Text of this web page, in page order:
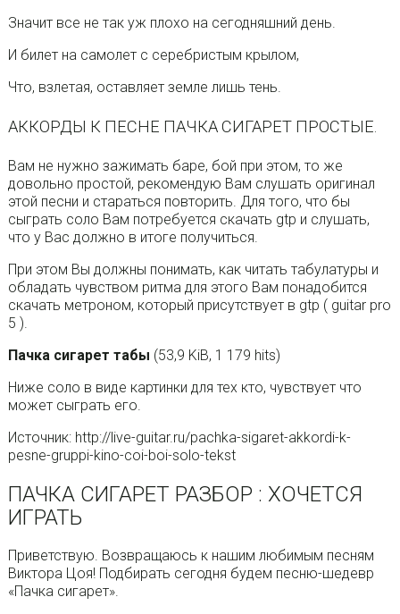
Значит все не так уж плохо на сегодняшний день.
И билет на самолет с серебристым крылом,
Что, взлетая, оставляет земле лишь тень.
АККОРДЫ К ПЕСНЕ ПАЧКА СИГАРЕТ ПРОСТЫЕ.
Вам не нужно зажимать баре, бой при этом, то же
довольно простой, рекомендую Вам слушать оригинал
этой песни и стараться повторить. Для того, что бы
сыграть соло Вам потребуется скачать gtp и слушать,
что у Вас должно в итоге получиться.
При этом Вы должны понимать, как читать табулатуры и
обладать чувством ритма для этого Вам понадобится
скачать метроном, который присутствует в gtp ( guitar pro
5 ).
Пачка сигарет табы (53,9 KiB, 1 179 hits)
Ниже соло в виде картинки для тех кто, чувствует что
может сыграть его.
Источник: http://live-guitar.ru/pachka-sigaret-akkordi-k-
pesne-gruppi-kino-coi-boi-solo-tekst
ПАЧКА СИГАРЕТ РАЗБОР : ХОЧЕТСЯ
ИГРАТЬ
Приветствую. Возвращаюсь к нашим любимым песням
Виктора Цоя! Подбирать сегодня будем песню-шедевр
«Пачка сигарет».